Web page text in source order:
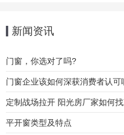
新闻资讯
门窗，你选对了吗?
门窗企业该如何深获消费者认可
定制战场拉开 阳光房厂家如何找
平开窗类型及特点